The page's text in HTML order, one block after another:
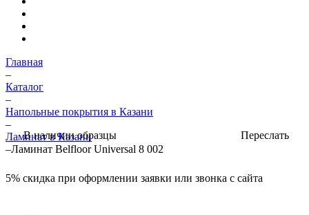
Главная
–
Каталог
–
Напольные покрытия в Казани
–
Ламинат в Казани
–Ламинат Belfloor Universal 8 002
5% скидка при оформлении заявки или звонка с сайта
В наличии образцы Переслать